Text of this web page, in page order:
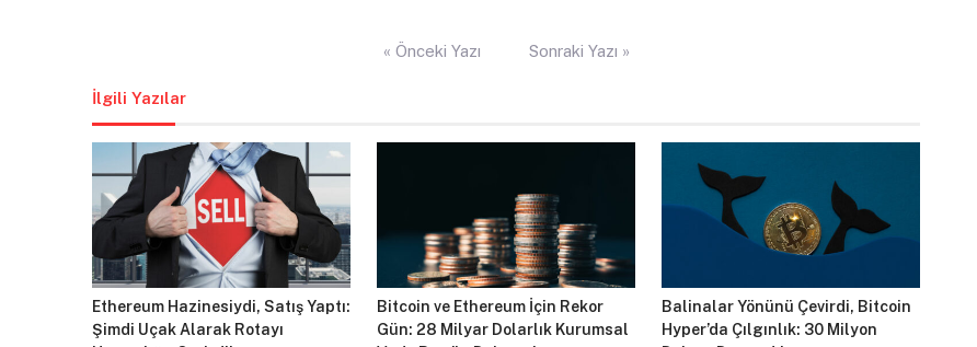
« Önceki Yazı Sonraki Yazı »
İlgili Yazılar
Ethereum Hazinesiydi, Satış Yaptı:
Şimdi Uçak Alarak Rotayı
Bitcoin ve Ethereum İçin Rekor
Gün: 28 Milyar Dolarlık Kurumsal
Balinalar Yönünü Çevirdi, Bitcoin
Hyper’da Çılgınlık: 30 Milyon